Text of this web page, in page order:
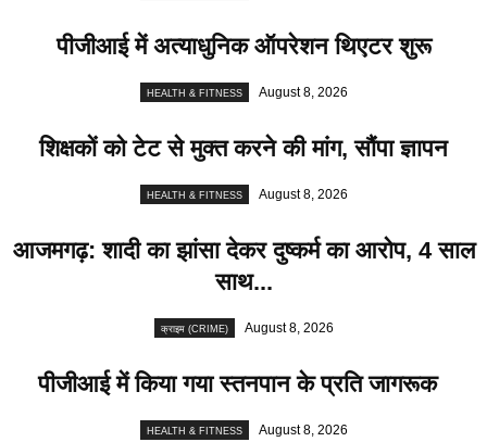
पीजीआई में अत्याधुनिक ऑपरेशन थिएटर शुरू
HEALTH & FITNESS August 8, 2026
शिक्षकों को टेट से मुक्त करने की मांग, सौंपा ज्ञापन
HEALTH & FITNESS August 8, 2026
आजमगढ़: शादी का झांसा देकर दुष्कर्म का आरोप, 4 साल
साथ...
क्राइम (CRIME) August 8, 2026
पीजीआई में किया गया स्तनपान के प्रति जागरूक
HEALTH & FITNESS August 8, 2026